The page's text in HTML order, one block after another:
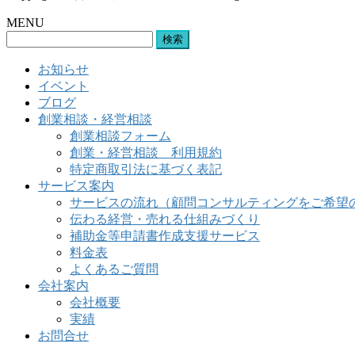
MENU
お知らせ
イベント
ブログ
創業相談・経営相談
創業相談フォーム
創業・経営相談 利用規約
特定商取引法に基づく表記
サービス案内
サービスの流れ（顧問コンサルティングをご希望
伝わる経営・売れる仕組みづくり
補助金等申請書作成支援サービス
料金表
よくあるご質問
会社案内
会社概要
実績
お問合せ